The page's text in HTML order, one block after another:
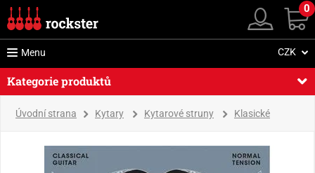
0
Menu CZK
Kategorie produktů
Úvodní strana Kytary Kytarové struny Klasické